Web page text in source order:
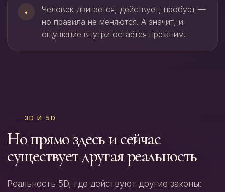
•
Человек двигается, действует, пробует —
но правила не меняются. А значит, и
ощущение внутри остаётся прежним.
3D И 5D
Но прямо здесь и сейчас
существует другая реальность
Реальность 5D, где действуют другие законы: